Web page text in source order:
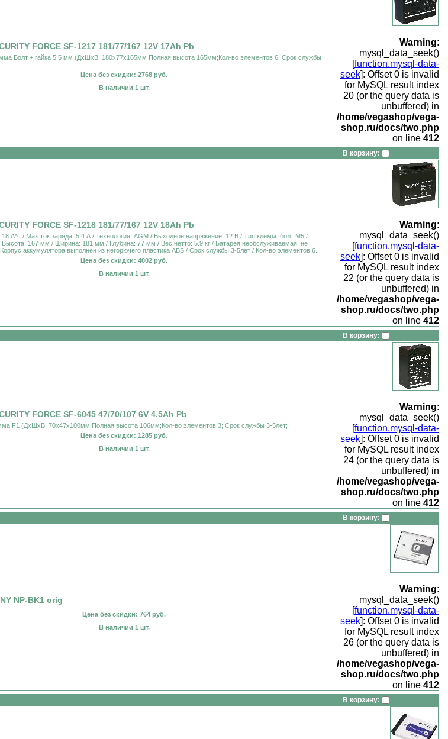
FORCE SF-1217 181/77/167 12V 17Ah Pb
Болт + гайка 5,5 мм (ДхШхВ: 180х77х165мм Полная высота 165мм;Кол-во элементов 6; Срок службы
Цена без скидки: 2768 руб.
В наличии 1 шт.
Warning:
mysql_data_seek()
[function.mysql-data-
seek]: Offset 0 is invalid
for MySQL result index
20 (or the query data is
unbuffered) in
/home/vegashop/vega-
shop.ru/docs/two.php
on line 412
В корзину:
FORCE SF-1218 181/77/167 12V 18Ah Pb
18 А*ч / Max ток заряда: 5.4 А / Технология: AGM / Выходное напряжение: 12 В / Тип клемм: болт М5 /
Высота: 167 мм / Ширина: 181 мм / Глубина: 77 мм / Вес нетто: 5.9 кг / Батарея необслуживаемая, не
аккумулятора выполнен из негорючего пластика ABS / Срок службы 3-5лет / Кол-во элементов 6.
Цена без скидки: 4002 руб.
В наличии 1 шт.
Warning:
mysql_data_seek()
[function.mysql-data-
seek]: Offset 0 is invalid
for MySQL result index
22 (or the query data is
unbuffered) in
/home/vegashop/vega-
shop.ru/docs/two.php
on line 412
В корзину:
FORCE SF-6045 47/70/107 6V 4.5Ah Pb
F1 (ДхШхВ: 70х47х100мм Полная высота 106мм;Кол-во элементов 3; Срок службы 3-5лет;
Цена без скидки: 1285 руб.
В наличии 1 шт.
Warning:
mysql_data_seek()
[function.mysql-data-
seek]: Offset 0 is invalid
for MySQL result index
24 (or the query data is
unbuffered) in
/home/vegashop/vega-
shop.ru/docs/two.php
on line 412
В корзину:
NP-BK1 orig
Цена без скидки: 764 руб.
В наличии 1 шт.
Warning:
mysql_data_seek()
[function.mysql-data-
seek]: Offset 0 is invalid
for MySQL result index
26 (or the query data is
unbuffered) in
/home/vegashop/vega-
shop.ru/docs/two.php
on line 412
В корзину: